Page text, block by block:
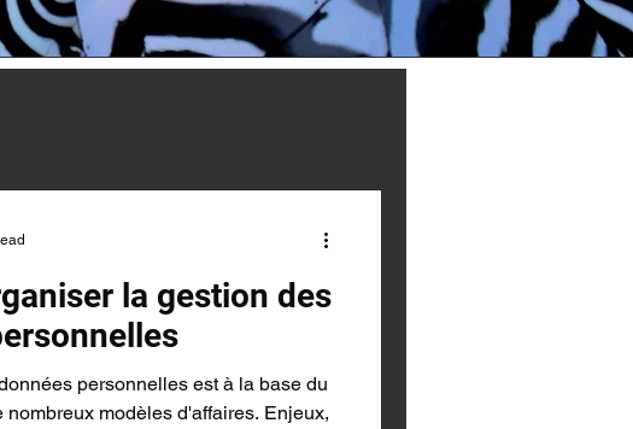
la gestion des
personnelles est à la base du
nombreux modèles d'affaires. Enjeux,